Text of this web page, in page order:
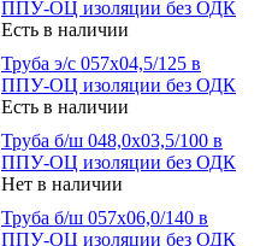
ППУ-ОЦ изоляции без ОДК
Есть в наличии
Труба э/с 057х04,5/125 в
ППУ-ОЦ изоляции без ОДК
Есть в наличии
Труба б/ш 048,0х03,5/100 в
ППУ-ОЦ изоляции без ОДК
Нет в наличии
Труба б/ш 057х06,0/140 в
ППУ-ОЦ изоляции без ОДК